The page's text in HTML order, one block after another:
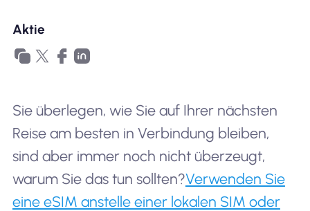
Für das Geschäft
Aktie
Sie überlegen, wie Sie auf Ihrer nächsten
Reise am besten in Verbindung bleiben,
sind aber immer noch nicht überzeugt,
warum Sie das tun sollten?Verwenden Sie
eine eSIM anstelle einer lokalen SIM oder